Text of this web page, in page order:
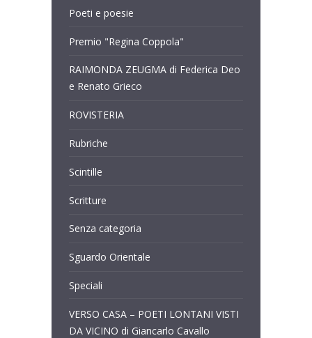
Poeti e poesie
Premio "Regina Coppola"
RAIMONDA ZEUGMA di Federica Deo
e Renato Grieco
ROVISTERIA
Rubriche
Scintille
Scritture
Senza categoria
Sguardo Orientale
Speciali
VERSO CASA – POETI LONTANI VISTI
DA VICINO di Giancarlo Cavallo